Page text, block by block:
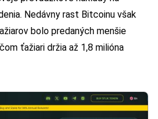
Nedávny rast Bitcoinu však
bolo predaných menšie
ťažiari držia až 1,8 milióna